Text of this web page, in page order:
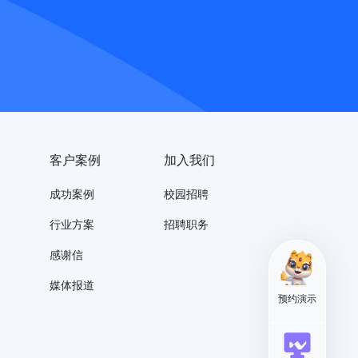
预约演示
客户案例
成功案例
行业方案
感谢信
媒体报道
加入我们
校园招聘
招聘职务